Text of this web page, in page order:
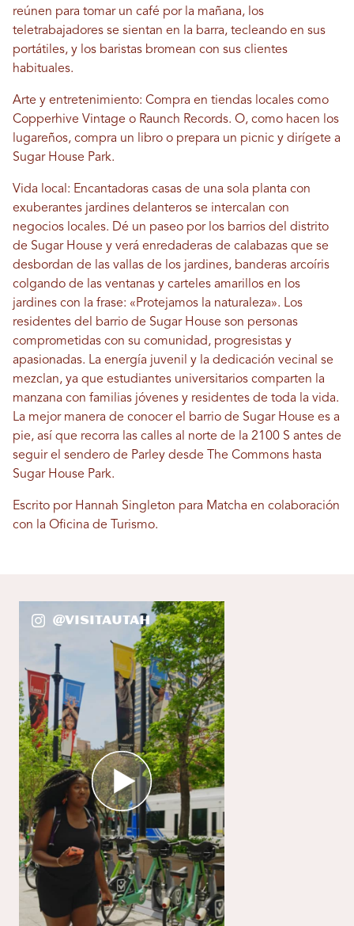
reúnen para tomar un café por la mañana, los
teletrabajadores se sientan en la barra, tecleando en sus
portátiles, y los baristas bromean con sus clientes
habituales.
Arte y entretenimiento: Compra en tiendas locales como
Copperhive Vintage o Raunch Records. O, como hacen los
lugareños, compra un libro o prepara un picnic y dirígete a
Sugar House Park.
Vida local: Encantadoras casas de una sola planta con
exuberantes jardines delanteros se intercalan con
negocios locales. Dé un paseo por los barrios del distrito
de Sugar House y verá enredaderas de calabazas que se
desbordan de las vallas de los jardines, banderas arcoíris
colgando de las ventanas y carteles amarillos en los
jardines con la frase: «Protejamos la naturaleza». Los
residentes del barrio de Sugar House son personas
comprometidas con su comunidad, progresistas y
apasionadas. La energía juvenil y la dedicación vecinal se
mezclan, ya que estudiantes universitarios comparten la
manzana con familias jóvenes y residentes de toda la vida.
La mejor manera de conocer el barrio de Sugar House es a
pie, así que recorra las calles al norte de la 2100 S antes de
seguir el sendero de Parley desde The Commons hasta
Sugar House Park.
Escrito por Hannah Singleton para Matcha en colaboración
con la Oficina de Turismo.
@VisitaUtah